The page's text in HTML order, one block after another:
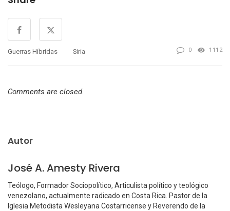
Guerras Híbridas Siria 0 1112
Comments are closed.
Autor
José A. Amesty Rivera
Teólogo, Formador Sociopolítico, Articulista político y teológico
venezolano, actualmente radicado en Costa Rica. Pastor de la
Iglesia Metodista Wesleyana Costarricense y Reverendo de la